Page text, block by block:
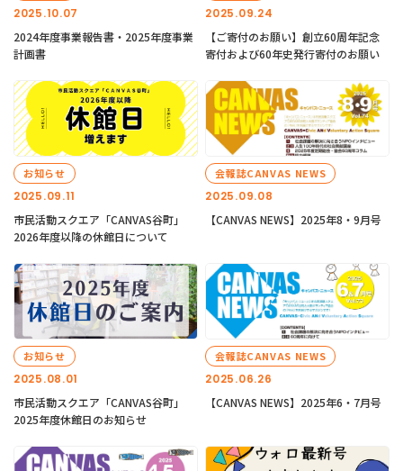
2025.10.07
2024年度事業報告書・2025年度事業
計画書
2025.09.24
【ご寄付のお願い】創立60周年記念
寄付および60年史発行寄付のお願い
2025.09.11
お知らせ
市民活動スクエア「CANVAS谷町」
2026年度以降の休館日について
2025.09.08
会報誌CANVAS NEWS
【CANVAS NEWS】2025年8・9月号
2025.08.01
お知らせ
市民活動スクエア「CANVAS谷町」
2025年度休館日のお知らせ
2025.06.26
会報誌CANVAS NEWS
【CANVAS NEWS】2025年6・7月号